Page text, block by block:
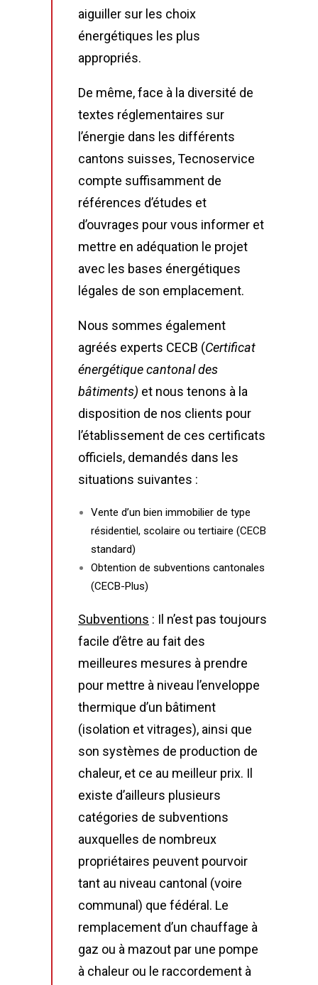
aiguiller sur les choix
énergétiques les plus
appropriés.
De même, face à la diversité de
textes réglementaires sur
l’énergie dans les différents
cantons suisses, Tecnoservice
compte suffisamment de
références d’études et
d’ouvrages pour vous informer et
mettre en adéquation le projet
avec les bases énergétiques
légales de son emplacement.
Nous sommes également
agréés experts CECB (Certificat
énergétique cantonal des
bâtiments) et nous tenons à la
disposition de nos clients pour
l’établissement de ces certificats
officiels, demandés dans les
situations suivantes :
Vente d’un bien immobilier de type
résidentiel, scolaire ou tertiaire (CECB
standard)
Obtention de subventions cantonales
(CECB-Plus)
Subventions : Il n’est pas toujours
facile d’être au fait des
meilleures mesures à prendre
pour mettre à niveau l’enveloppe
thermique d’un bâtiment
(isolation et vitrages), ainsi que
son systèmes de production de
chaleur, et ce au meilleur prix. Il
existe d’ailleurs plusieurs
catégories de subventions
auxquelles de nombreux
propriétaires peuvent pourvoir
tant au niveau cantonal (voire
communal) que fédéral. Le
remplacement d’un chauffage à
gaz ou à mazout par une pompe
à chaleur ou le raccordement à